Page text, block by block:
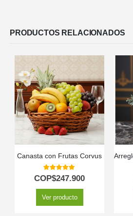
PRODUCTOS RELACIONADOS
Canasta con Frutas Corvus
5.00out of 5
COP$247.900
Ver producto